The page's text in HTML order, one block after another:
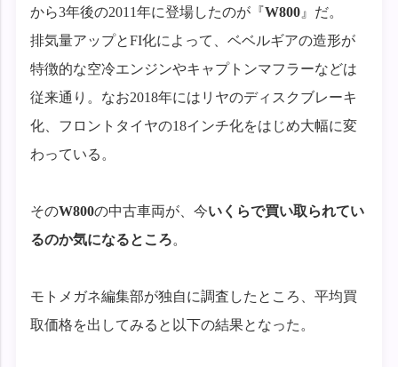
から3年後の2011年に登場したのが『W800 』だ。
排気量アップとFI化によって、ベベルギアの造形が
特徴的な空冷エンジンやキャプトンマフラーなどは
従来通り。なお2018年にはリヤのディスクブレーキ
化、フロントタイヤの18インチ化をはじめ大幅に変
わっている。
そのW800の中古車両が、今いくらで買い取られてい
るのか気になるところ。
モトメガネ編集部が独自に調査したところ、平均買
取価格を出してみると以下の結果となった。